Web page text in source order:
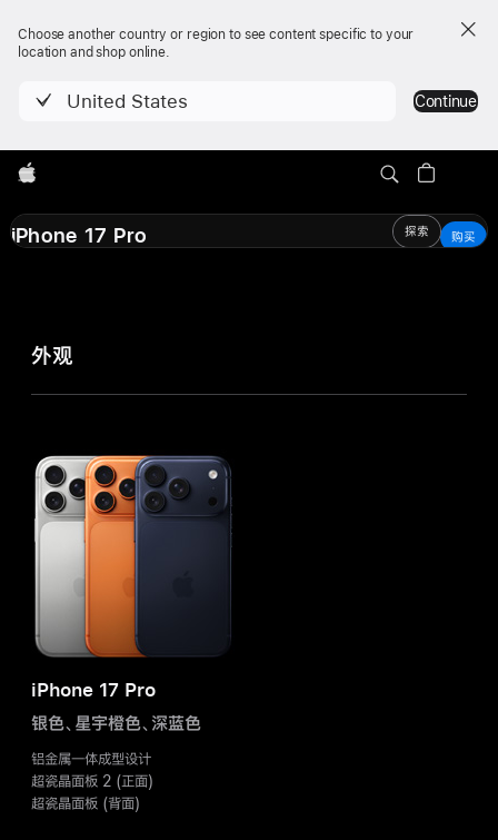
Choose another country or region to see content specific to your
location and shop online.
United States Continue
Apple
iPhone 17 Pro 探索 购买
iPhone 17 Pro 购买
技
术
格
iPhone
iPhone
外观
iPhone 17 Pro
银色、星宇橙色、 深蓝色
铝金属一体成型设计
超瓷晶面板 2 (正面)
超瓷晶面板 (背面)